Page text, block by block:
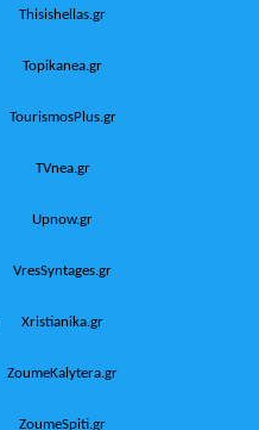
Thisishellas.gr
Topikanea.gr
TourismosPlus.gr
TVnea.gr
Upnow.gr
VresSyntages.gr
Xristianika.gr
ZoumeKalytera.gr
ZoumeSpiti.gr